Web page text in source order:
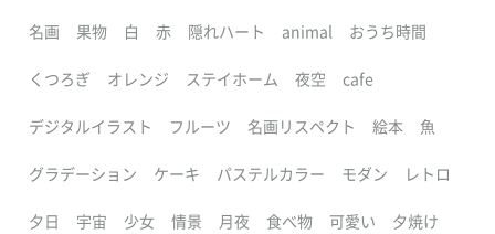
名画 果物 白 赤 隠れハート animal おうち時間
くつろぎ オレンジ ステイホーム 夜空 cafe
デジタルイラスト フルーツ 名画リスペクト 絵本 魚
グラデーション ケーキ パステルカラー モダン レトロ
夕日 宇宙 少女 情景 月夜 食べ物 可愛い 夕焼け